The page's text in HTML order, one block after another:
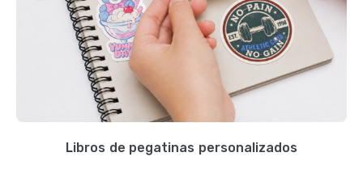
Libros de pegatinas personalizados